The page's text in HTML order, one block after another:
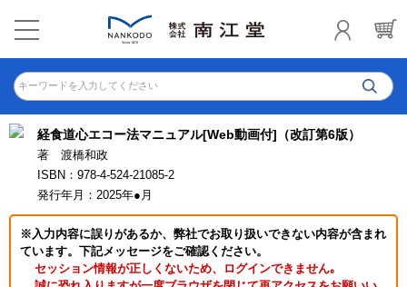
キーワードを入力してください
経食道心エコー法マニュアル[Web動画付]（改訂第6版）
著 渡橋和政
ISBN：978-4-524-21085-2
発行年月：2025年●月
※入力内容に誤りがあるか、弊社でお取り扱いできない内容が含まれ
ています。下記メッセージをご確認ください。
セッション情報が正しくないため、ログインできません｡